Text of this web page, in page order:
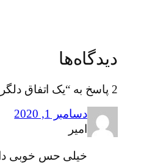
دیدگاه‌ها
2 پاسخ به “یک اتفاق دلگرم کننده”
دسامبر 1, 2020
امیر
خیلی حس خوبی